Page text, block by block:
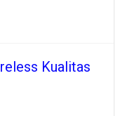
Kualitas